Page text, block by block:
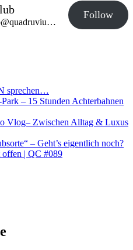
@quadruvium.club@quadruvium.club
Follow
sprechen…
– 15 Stunden Achterbahnen
Vlog– Zwischen Alltag & Luxus
– Geht’s eigentlich noch?
| QC #089